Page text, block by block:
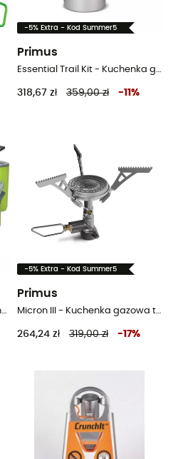
-5% Extra - Kod Summer5
Primus
Essential Trail Kit - Kuchenka gazowa turystyczna
318,67 zł 359,00 zł -11 %
PocketRocket Stove Kit - Kuchenka
-5% Extra - Kod Summer5
Primus
Micron III - Kuchenka gazowa turystyczna
264,24 zł 319,00 zł -17%